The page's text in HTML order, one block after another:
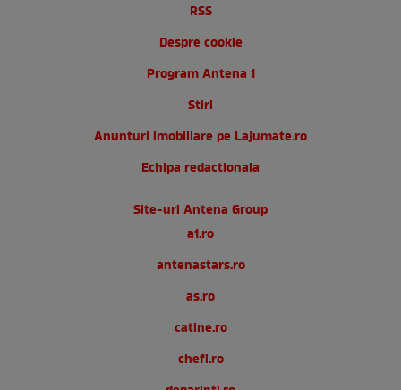
RSS
Despre cookie
Program Antena 1
Stiri
Anunturi imobiliare pe Lajumate.ro
Echipa redactionala
Site-uri Antena Group
a1.ro
antenastars.ro
as.ro
catine.ro
chefi.ro